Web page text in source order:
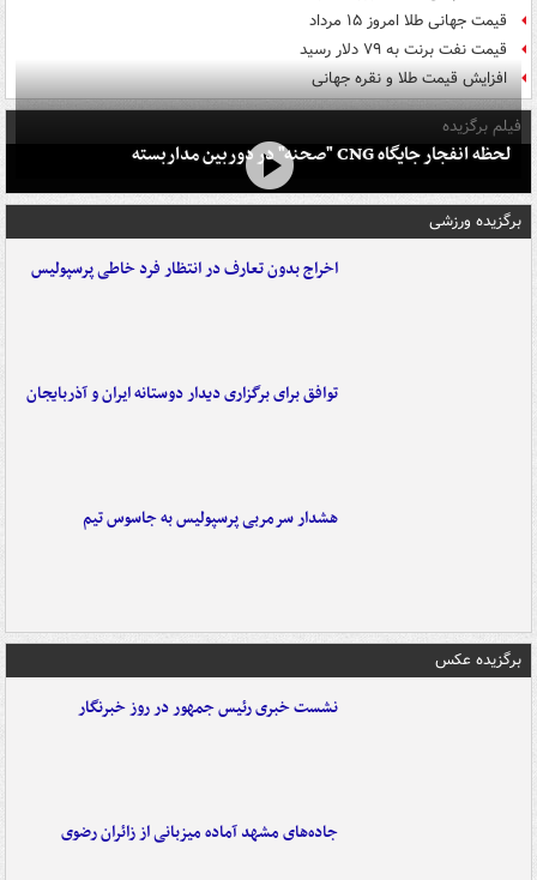
قیمت جهانی طلا امروز ۱۵ مرداد
قیمت نفت برنت به ۷۹ دلار رسید
افزایش قیمت طلا و نقره جهانی
فیلم برگزیده
لحظه انفجار جایگاه CNG "صحنه" در دوربین مداربسته
برگزیده ورزشی
اخراج بدون تعارف در انتظار فرد خاطی پرسپولیس
توافق برای برگزاری دیدار دوستانه ایران و آذربایجان
هشدار سرمربی پرسپولیس به جاسوس تیم
برگزیده عکس
نشست خبری رئیس جمهور در روز خبرنگار
جاده‌های مشهد آماده میزبانی از زائران رضوی